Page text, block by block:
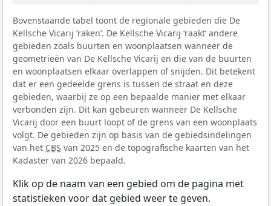
Bovenstaande tabel toont de regionale gebieden die De
Kellsche Vicarij ‘raken’. De Kellsche Vicarij ‘raakt’ andere
gebieden zoals buurten en woonplaatsen wanneer de
geometrieën van De Kellsche Vicarij en die van de buurten
en woonplaatsen elkaar overlappen of snijden. Dit betekent
dat er een gedeelde grens is tussen de straat en deze
gebieden, waarbij ze op een bepaalde manier met elkaar
verbonden zijn. Dit kan gebeuren wanneer De Kellsche
Vicarij door een buurt loopt of de grens van een woonplaats
volgt. De gebieden zijn op basis van de gebiedsindelingen
van het CBS van 2025 en de topografische kaarten van het
Kadaster van 2026 bepaald.
Klik op de naam van een gebied om de pagina met
statistieken voor dat gebied weer te geven.